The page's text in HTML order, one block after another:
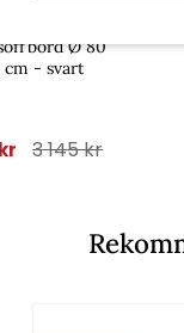
Ø 80
cm - svart
3 145 kr